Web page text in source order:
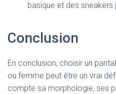
basique et des
Conclusion
En conclusion, choisir un
ou femme peut être un vrai
compte sa morphologie, ses